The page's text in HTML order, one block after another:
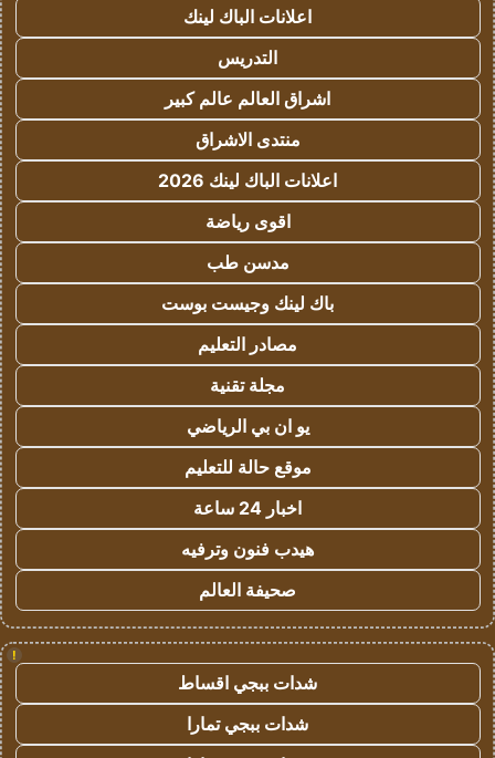
اعلانات الباك لينك
التدريس
اشراق العالم عالم كبير
منتدى الاشراق
اعلانات الباك لينك 2026
اقوى رياضة
مدسن طب
باك لينك وجيست بوست
مصادر التعليم
مجلة تقنية
يو ان بي الرياضي
موقع حالة للتعليم
اخبار 24 ساعة
هيدب فنون وترفيه
صحيفة العالم
!
شدات ببجي اقساط
شدات ببجي تمارا